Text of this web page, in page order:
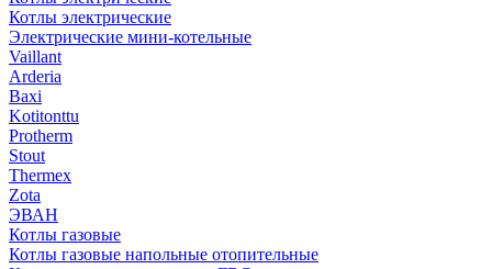
Котлы электрические
Электрические мини-котельные
Vaillant
Arderia
Baxi
Kotitonttu
Protherm
Stout
Thermex
Zota
ЭВАН
Котлы газовые
Котлы газовые напольные отопительные